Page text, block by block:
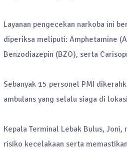
Layanan pengecekan narkoba ini
diperiksa meliputi: Amphetamine
Benzodiazepin (BZO), serta
Sebanyak 15 personel PMI
ambulans yang selalu siaga di
Kepala Terminal Lebak Bulus,
risiko kecelakaan serta